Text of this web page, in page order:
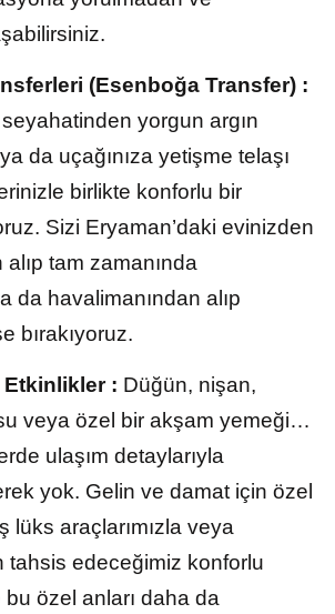
(Esenboğa Transfer) :
yorgun argın
da uçağınıza yetişme telaşı
birlikte konforlu bir
Sizi Eryaman’daki evinizden
tam zamanında
da havalimanından alıp
bırakıyoruz.
Etkinlikler : Düğün, nişan,
veya özel bir akşam yemeği…
ulaşım detaylarıyla
yok. Gelin ve damat için özel
lüks araçlarımızla veya
tahsis edeceğimiz konforlu
özel anları daha da